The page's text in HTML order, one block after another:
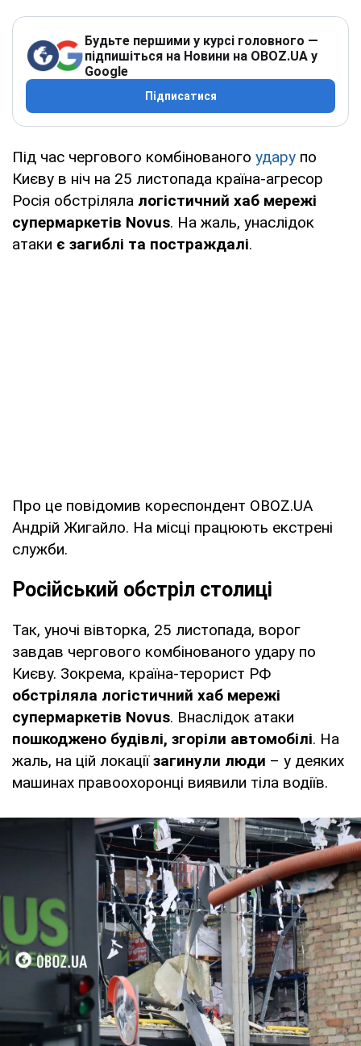
Будьте першими у курсі головного —
підпишіться на Новини на OBOZ.UA у
Google
Підписатися
Під час чергового комбінованого удару по
Києву в ніч на 25 листопада країна-агресор
Росія обстріляла логістичний хаб мережі
супермаркетів Novus. На жаль, унаслідок
атаки є загиблі та постраждалі.
Про це повідомив кореспондент OBOZ.UA
Андрій Жигайло. На місці працюють екстрені
служби.
Російський обстріл столиці
Так, уночі вівторка, 25 листопада, ворог
завдав чергового комбінованого удару по
Києву. Зокрема, країна-терорист РФ
обстріляла логістичний хаб мережі
супермаркетів Novus. Внаслідок атаки
пошкоджено будівлі, згоріли автомобілі. На
жаль, на цій локаціїзагинули люди – у деяких
машинах правоохоронці виявили тіла водіїв.